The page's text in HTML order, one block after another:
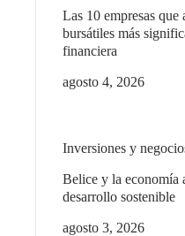
Las 10 empresas
bursátiles más
financiera
agosto 4, 2026
Inversiones y
Belice y la economía
desarrollo sostenible
agosto 3, 2026